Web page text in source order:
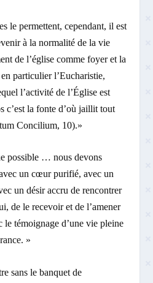
le permettent, cependant, il est
à la normalité de la vie
de l’église comme foyer et la
particulier l’Eucharistie,
l’activité de l’Église est
c’est la fonte d’où jaillit tout
Concilium, 10).»
possible … nous devons
un cœur purifié, avec un
un désir accru de rencontrer
de le recevoir et de l’amener
le témoignage d’une vie pleine
»
sans le banquet de